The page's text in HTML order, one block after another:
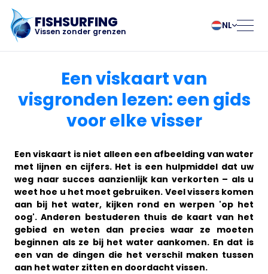
FISHSURFING
Vissen zonder grenzen
NL
български
Čeština
Dansk
Deutsch
Français
Italiano
Magyar
Nederlands
Polski
Português
Românesc
Suomalainen
Svenska
Türk
Українська
Home
Blog
Over de app
Fishsurfing
Een viskaart van
visgronden lezen: een gids
voor elke visser
Een viskaart is niet alleen een afbeelding van water
met lijnen en cijfers. Het is een hulpmiddel dat uw
weg naar succes aanzienlijk kan verkorten – als u
weet hoe u het moet gebruiken. Veel vissers komen
aan bij het water, kijken rond en werpen 'op het
oog'. Anderen bestuderen thuis de kaart van het
gebied en weten dan precies waar ze moeten
beginnen als ze bij het water aankomen. En dat is
een van de dingen die het verschil maken tussen
aan het water zitten en doordacht vissen.